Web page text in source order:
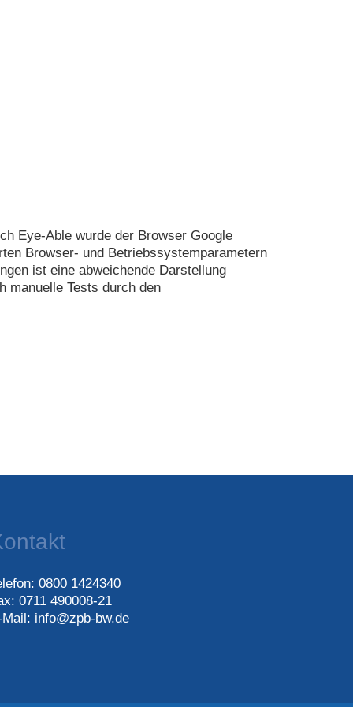
Eye-Able wurde der Browser Google
Browser- und Betriebssystemparametern
ist eine abweichende Darstellung
manuelle Tests durch den
0800 1424340
0711 490008-21
info@zpb-bw.de